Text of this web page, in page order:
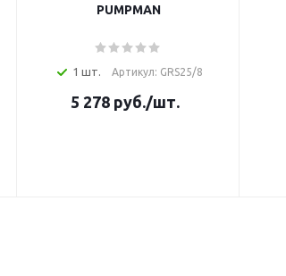
PUMPMAN
1 шт. Артикул: GRS25/8
5 278 руб./шт.